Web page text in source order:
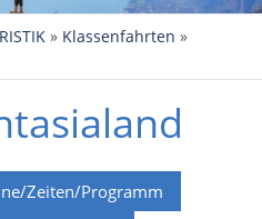
» Klassenfahrten »
Zeiten/Programm